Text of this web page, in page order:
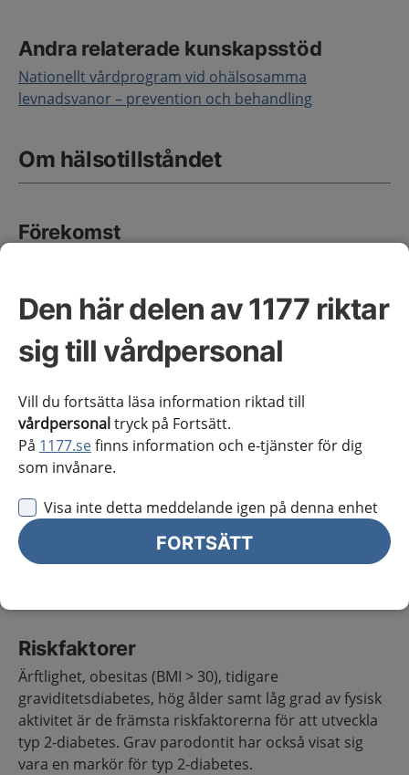
Den här delen av 1177 riktar
sig till vårdpersonal
Vill du fortsätta läsa information riktad till
vårdpersonaltryck på Fortsätt.
På 1177.sefinns information och e-tjänster för dig
som invånare.
Visa inte detta meddelande igen på denna enhet
FORTSÄTT
Andra relaterade kunskapsstöd
Nationellt vårdprogram vid ohälsosamma
levnadsvanor – prevention och behandling
Om hälsotillståndet
Förekomst
tidigare insjuknande hos personer med ursprung från
Mellanöstern samt delar av Afrika och Asien.
Prevalensen stiger med ökande ålder.
Orsaker
Typ 2-diabetes utvecklas till följd av obalans över tid
mellan insulinkänslighet och insulinsekretion. Typ 2-
diabetes är en progressiv kronisk sjukdom med olika
grad av insulinresistens och nedsatt egen
insulinproduktion, vilket den blodsockersänkande
behandlingen bör anpassas efter. Den är dessutom
en heterogen sjukdom som kräver individualiserad
Riskfaktorer
Ärftlighet, obesitas (BMI > 30), tidigare
graviditetsdiabetes, hög ålder samt låg grad av fysisk
aktivitet är de främsta riskfaktorerna för att utveckla
typ 2-diabetes. Grav parodontit har också visat sig
vara en markör för typ 2-diabetes.